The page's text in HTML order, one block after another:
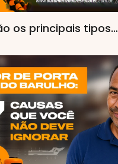
os principais tipos…